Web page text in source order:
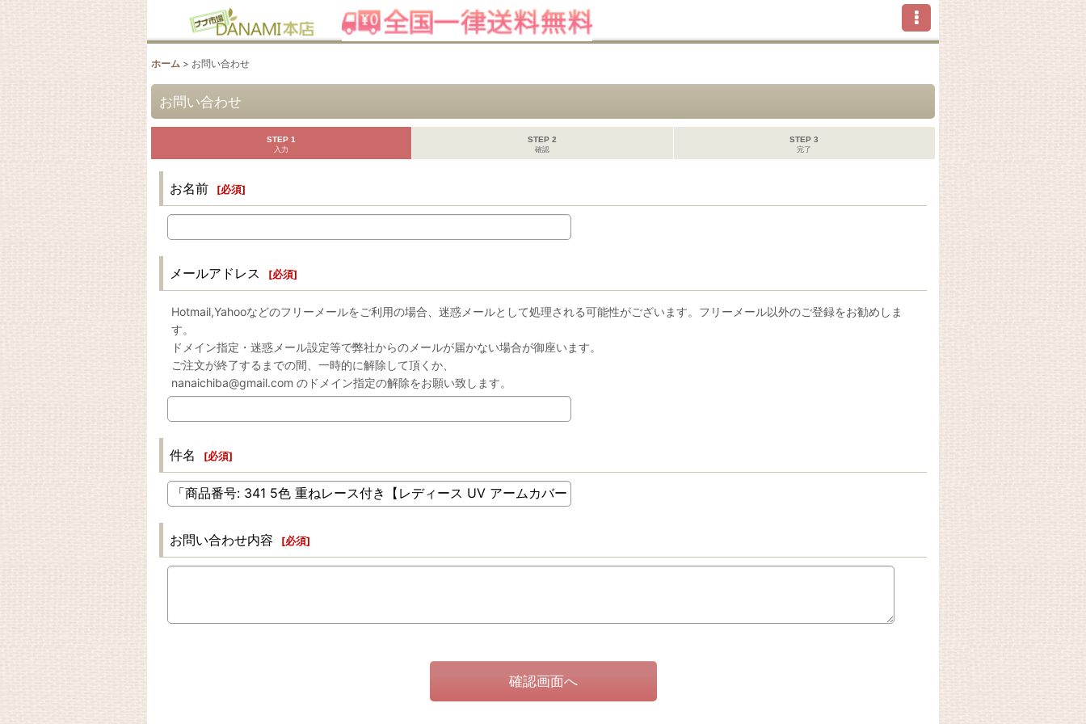
ホーム > お問い合わせ
お問い合わせ
STEP 1
入力
STEP 2
確認
STEP 3
完了
お名前 [必須]
メールアドレス [必須]
Hotmail,Yahooなどのフリーメールをご利用の場合、迷惑メールとして処理される可能性がございます。フリーメール以外のご登録をお勧めしま
す。
ドメイン指定・迷惑メール設定等で弊社からのメールが届かない場合が御座います。
ご注文が終了するまでの間、一時的に解除して頂くか、
nanaichiba@gmail.com のドメイン指定の解除をお願い致します。
件名 [必須]
お問い合わせ内容 [必須]
確認画面へ